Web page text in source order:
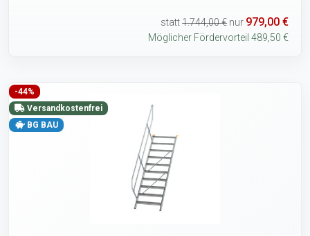
statt1.744,00 € nur 979,00 €
Möglicher Fördervorteil 489,50 €
-44%
Versandkostenfrei
BG BAU